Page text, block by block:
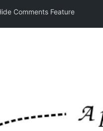
Comments Feature